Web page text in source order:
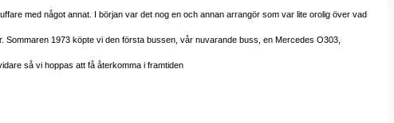
med något annat. I början var det nog en och annan arrangör som var lite orolig över vad
1973 köpte vi den första bussen, vår nuvarande buss, en Mercedes O303,
så vi hoppas att få återkomma i framtiden